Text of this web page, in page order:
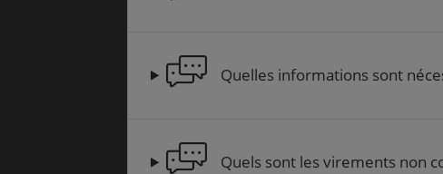
Quelles informations sont
Quels sont les virements non